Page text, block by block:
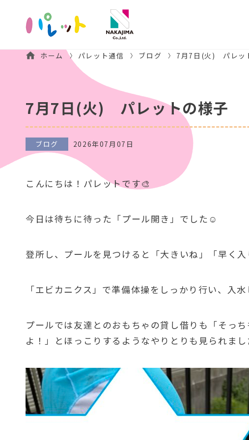
ホーム パレット通信 ブログ 7月7日(火) パレッ
7月7日(火) パレットの様子
ブログ 2026年07月07日
こんにちは！パレットです🎨
今日は待ちに待った「プール開き」でした☺
登所し、プールを見つけると「大きいね」「早く
「エビカニクス」で準備体操をしっかり行い、入
プールでは友達とのおもちゃの貸し借りも「そっ
よ！」とほっこりするようなやりとりも見られまし